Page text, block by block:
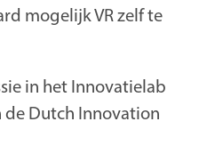
mogelijk VR zelf te
in het Innovatielab
Dutch Innovation